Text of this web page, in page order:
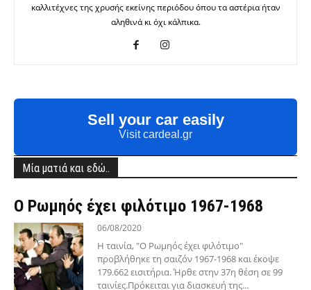
καλλιτέχνες της χρυσής εκείνης περιόδου όπου τα αστέρια ήταν
αληθινά κι όχι κάλπικα.
Sell your car easily
Visit cardeal.gr
Μία ματιά και εδώ..
Ο Ρωμηός έχει φιλότιμο 1967-1968
06/08/2020
Η ταινία, "Ο Ρωμηός έχει φιλότιμο"
προβλήθηκε τη σαιζόν 1967-1968 και έκοψε
179.662 εισιτήρια. Ήρθε στην 37η θέση σε 99
ταινίες.Πρόκειται για διασκευή της...